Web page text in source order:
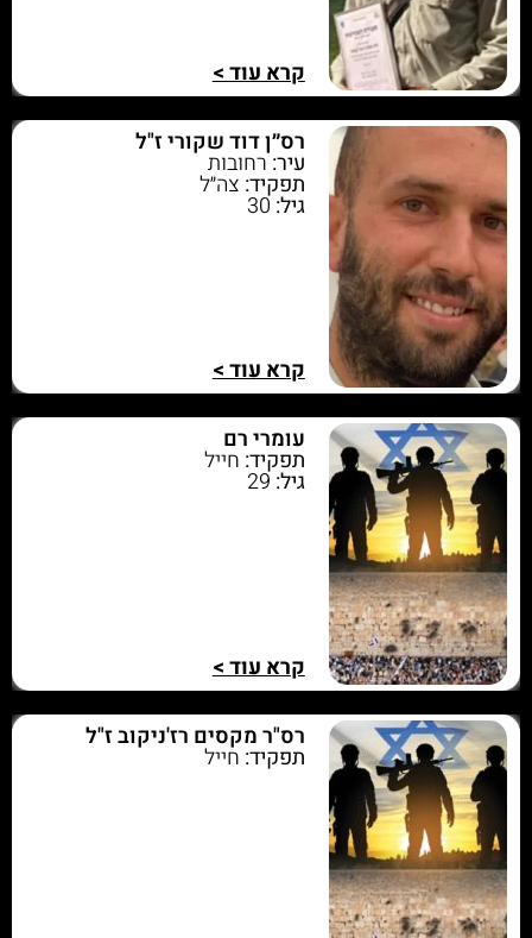
קרא עוד >
רס״ן דוד שקורי ז"ל
עיר:רחובות
תפקיד: צה״ל
גיל:30
קרא עוד >
עומרי רם
תפקיד: חייל
גיל:29
קרא עוד >
רס"ר מקסים רז'ניקוב ז"ל
תפקיד: חייל